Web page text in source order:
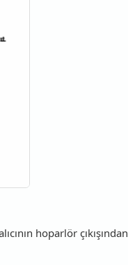
hoparlör çıkışından